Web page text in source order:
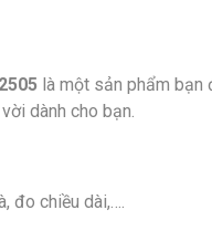
là một sản phẩm
dành cho bạn.
đo chiều dài,….